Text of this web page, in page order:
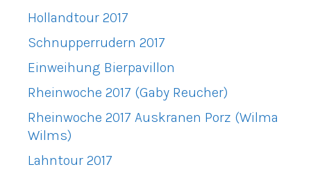
Hollandtour 2017
Schnupperrudern 2017
Einweihung Bierpavillon
Rheinwoche 2017 (Gaby Reucher)
Rheinwoche 2017 Auskranen Porz (Wilma
Wilms)
Lahntour 2017